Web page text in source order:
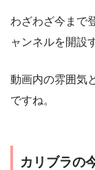
わざわざ今まで
ャンネルを開設
動画内の雰囲気
ですね。
カリブラの